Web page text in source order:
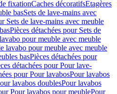
fixationCaches décoratifsEtagères
basSets de lave-mains avec
Sets de lave-mains avec meuble
Pièces détachées pour Sets de
pour meuble avec meuble
lavabo pour meuble avec meuble
basPièces détachées pour
détachées pour Pour lave-
pour Pour lavabosPour lavabos
lavabos doublesPour lavabos
Pour lavabos pour meublePour